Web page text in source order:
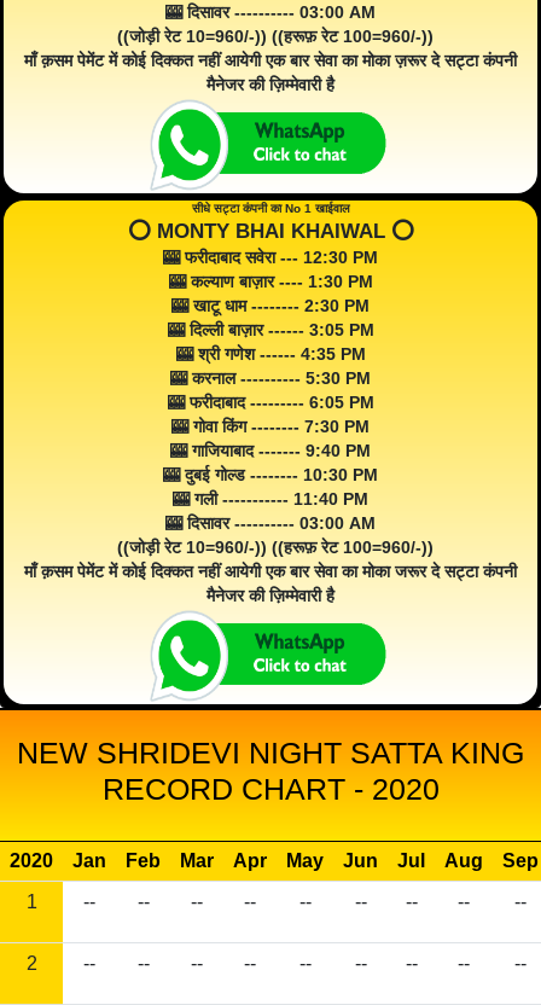
🎰 दिसावर ---------- 03:00 AM
((जोड़ी रेट 10=960/-)) ((हरूफ़ रेट 100=960/-))
माँ क़सम पेमेंट में कोई दिक्कत नहीं आयेगी एक बार सेवा का मोका ज़रूर दे सट्टा कंपनी
मैनेजर की ज़िम्मेवारी है
सीधे सट्टा कंपनी का No 1 खाईवाल
⭕️ MONTY BHAI KHAIWAL ⭕️
🎰 फरीदाबाद सवेरा --- 12:30 PM
🎰 कल्याण बाज़ार ---- 1:30 PM
🎰 खाटू धाम -------- 2:30 PM
🎰 दिल्ली बाज़ार ------ 3:05 PM
🎰 श्री गणेश ------ 4:35 PM
🎰 करनाल ---------- 5:30 PM
🎰 फरीदाबाद --------- 6:05 PM
🎰 गोवा किंग -------- 7:30 PM
🎰 गाजियाबाद ------- 9:40 PM
🎰 दुबई गोल्ड -------- 10:30 PM
🎰 गली ----------- 11:40 PM
🎰 दिसावर ---------- 03:00 AM
((जोड़ी रेट 10=960/-)) ((हरूफ़ रेट 100=960/-))
माँ क़सम पेमेंट में कोई दिक्कत नहीं आयेगी एक बार सेवा का मोका जरूर दे सट्टा कंपनी
मैनेजर की ज़िम्मेवारी है
NEW SHRIDEVI NIGHT SATTA KING
RECORD CHART - 2020
2020 Jan Feb Mar Apr May Jun Jul Aug
Sep
1
-- -- -- -- -- -- -- -- --
2 -- -- -- -- -- -- -- -- --